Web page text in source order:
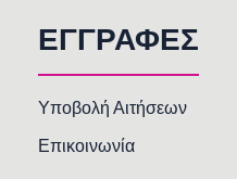
ΕΓΓΡΑΦΕΣ
Υποβολή Αιτήσεων
Επικοινωνία